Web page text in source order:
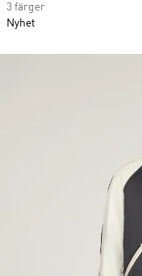
3 färger
Nyhet